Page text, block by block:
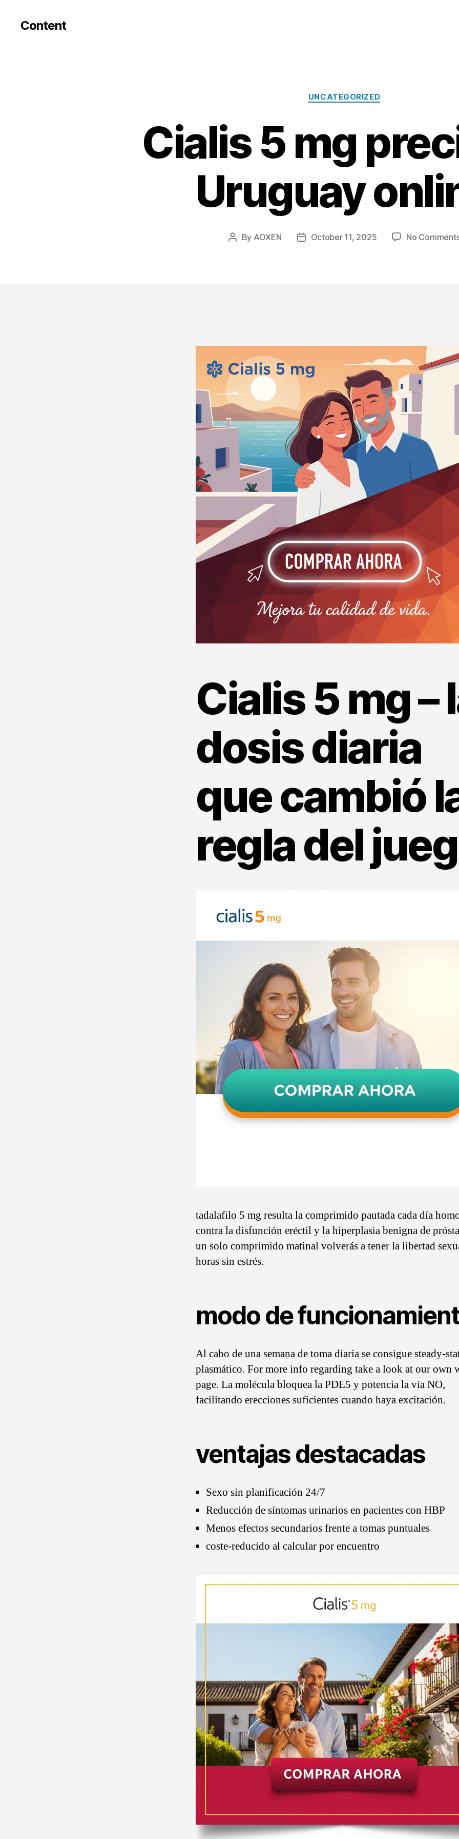
Content
Categories
UNCATEGORIZED
Cialis 5 mg
Uruguay
Post
By AOXEN
PostOctober 11, 2025 No
Cialis 5 mg –
dosis diaria
que cambió
regla del
tadalafilo 5 mg resulta la comprimido pautada cada día
contra la disfunción eréctil y la hiperplasia benigna de
un solo comprimido matinal volverás a tener la libertad
horas sin estrés.
modo de
Al cabo de una semana de toma diaria se consigue steady-
plasmático. For more info regarding take a look at our own
page. La molécula bloquea la PDE5 y potencia la vía NO,
facilitando erecciones suficientes cuando haya excitación.
ventajas destacadas
Sexo sin planificación 24/7
Reducción de síntomas urinarios en pacientes con HBP
Menos efectos secundarios frente a tomas puntuales
coste-reducido al calcular por encuentro